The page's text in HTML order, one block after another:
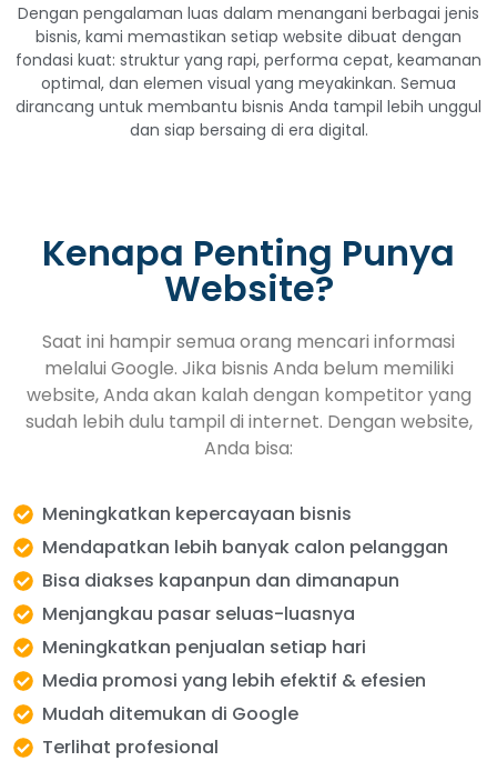
Dengan pengalaman luas dalam menangani berbagai jenis
bisnis, kami memastikan setiap website dibuat dengan
fondasi kuat: struktur yang rapi, performa cepat, keamanan
optimal, dan elemen visual yang meyakinkan. Semua
dirancang untuk membantu bisnis Anda tampil lebih unggul
dan siap bersaing di era digital.
Kenapa Penting Punya
Website?
Saat ini hampir semua orang mencari informasi
melalui Google. Jika bisnis Anda belum memiliki
website, Anda akan kalah dengan kompetitor yang
sudah lebih dulu tampil di internet. Dengan website,
Anda bisa:
Meningkatkan kepercayaan bisnis
Mendapatkan lebih banyak calon pelanggan
Bisa diakses kapanpun dan dimanapun
Menjangkau pasar seluas-luasnya
Meningkatkan penjualan setiap hari
Media promosi yang lebih efektif & efesien
Mudah ditemukan di Google
Terlihat profesional